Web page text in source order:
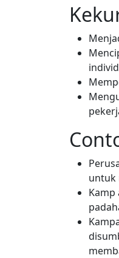
untuk